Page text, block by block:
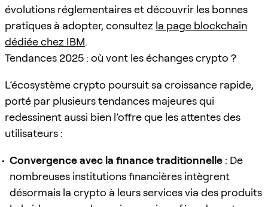
évolutions réglementaires et découvrir les bonnes
pratiques à adopter, consultez la page blockchain
dédiée chez IBM.
Tendances 2025 : où vont les échanges crypto ?
L’écosystème crypto poursuit sa croissance rapide,
porté par plusieurs tendances majeures qui
redessinent aussi bien l’offre que les attentes des
utilisateurs :
Convergence avec la finance traditionnelle : De
nombreuses institutions financières intègrent
désormais la crypto à leurs services via des produits